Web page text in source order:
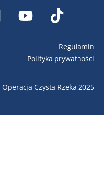
Regulamin
Polityka prywatności
Czysta Rzeka 2025